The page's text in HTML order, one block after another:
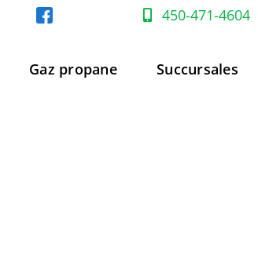
450-471-4604
Gaz propane Succursales